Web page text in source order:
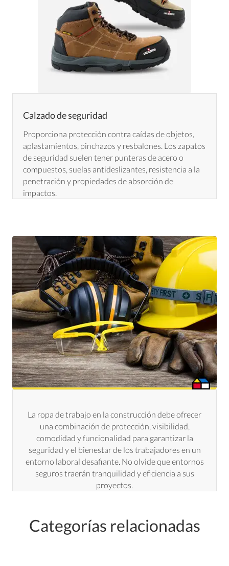
Calzado de seguridad
Proporciona protección contra caídas de objetos,
aplastamientos, pinchazos y resbalones. Los zapatos
de seguridad suelen tener punteras de acero o
compuestos, suelas antideslizantes, resistencia a la
penetración y propiedades de absorción de
impactos.
La ropa de trabajo en la construcción debe ofrecer
una combinación de protección, visibilidad,
comodidad y funcionalidad para garantizar la
seguridad y el bienestar de los trabajadores en un
entorno laboral desafiante. No olvide que entornos
seguros traerán tranquilidad y eficiencia a sus
proyectos.
Categorías relacionadas